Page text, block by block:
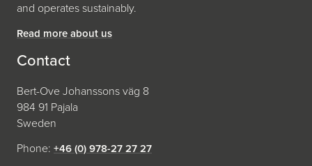
and operates sustainably.
Read more about us
Contact
Bert-Ove Johanssons väg 8
984 91 Pajala
Sweden
Phone: +46 (0) 978-27 27 27